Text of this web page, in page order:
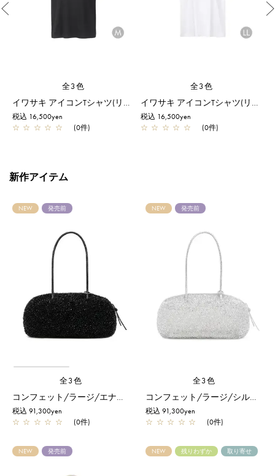
全3色
イワサキ アイコンTシャツ(リラックス)/M/ブラック【一部店舗先行販売商品】
税込 16,500yen
☆ ☆ ☆ ☆ ☆ (0件)
全3色
イワサキ アイコンTシャツ(リラックス)/LL/ホワイト【一部店舗先行販売商品】
税込 16,500yen
☆ ☆ ☆ ☆ ☆ (0件)
新作アイテム
NEW 発売前
全3色
コンフェット/ラージ/エナメルブラック
税込 91,300yen
☆ ☆ ☆ ☆ ☆ (0件)
NEW 発売前
全3色
コンフェット/ラージ/シルバー
税込 91,300yen
☆ ☆ ☆ ☆ ☆ (0件)
NEW 発売前 NEW 残りわずか 取り寄せ